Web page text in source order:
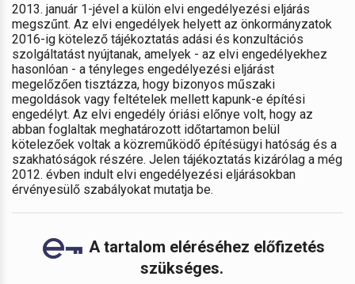
2013. január 1-jével a külön elvi engedélyezési eljárás
megszűnt. Az elvi engedélyek helyett az önkormányzatok
2016-ig kötelező tájékoztatás adási és konzultációs
szolgáltatást nyújtanak, amelyek - az elvi engedélyekhez
hasonlóan - a tényleges engedélyezési eljárást
megelőzően tisztázza, hogy bizonyos műszaki
megoldások vagy feltételek mellett kapunk-e építési
engedélyt. Az elvi engedély óriási előnye volt, hogy az
abban foglaltak meghatározott időtartamon belül
kötelezőek voltak a közreműködő építésügyi hatóság és a
szakhatóságok részére. Jelen tájékoztatás kizárólag a még
2012. évben indult elvi engedélyezési eljárásokban
érvényesülő szabályokat mutatja be.
A tartalom eléréséhez előfizetés
szükséges.